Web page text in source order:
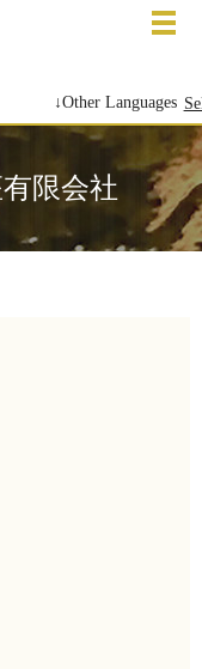
↓Other Languages
メ
限会社